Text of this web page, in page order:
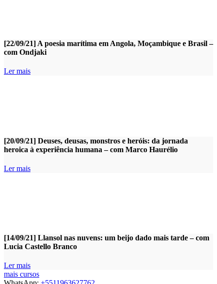
[22/09/21] A poesia marítima em Angola, Moçambique e Brasil –
com Ondjaki
Ler mais
[20/09/21] Deuses, deusas, monstros e heróis: da jornada
heroica à experiência humana – com Marco Haurélio
Ler mais
[14/09/21] Llansol nas nuvens: um beijo dado mais tarde – com
Lucia Castello Branco
Ler mais
mais cursos